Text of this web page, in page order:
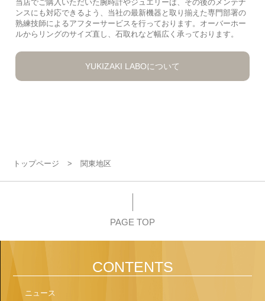
当店でご購入いただいた腕時計やジュエリーは、その後のメンテナ
ンスにも対応できるよう、当社の最新機器と取り揃えた専門部署の
熟練技師によるアフターサービスを行っております。オーバーホー
ルからリングのサイズ直し、石取れなど幅広く承っております。
YUKIZAKI LABOについて
トップページ > 関東地区
PAGE TOP
CONTENTS
ニュース